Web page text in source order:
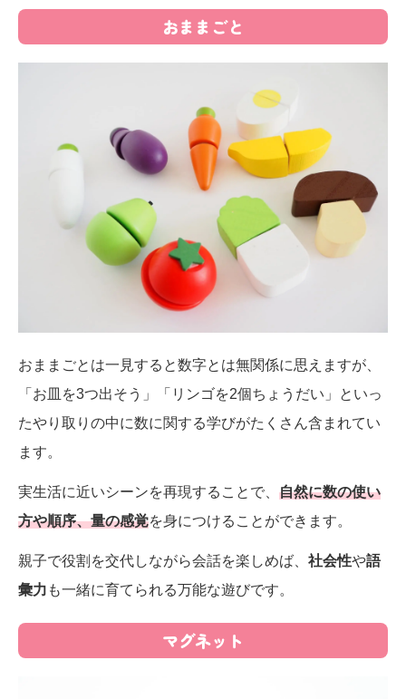
おままごと
おままごとは一見すると数字とは無関係に思えますが、
「お皿を3つ出そう」「リンゴを2個ちょうだい」といっ
たやり取りの中に数に関する学びがたくさん含まれてい
ます。
実生活に近いシーンを再現することで、 自然に数の使い
方や順序、量の感覚を身につけることができます。
親子で役割を交代しながら会話を楽しめば、 社会性や語
彙力 も一緒に育てられる万能な遊びです。
マグネット